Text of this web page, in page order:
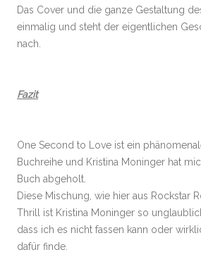
Das Cover und die ganze Gestaltung
einmalig und steht der eigentlichen
nach.
Fazit
One Second to Love ist ein
Buchreihe und Kristina Moninger hat
Buch abgeholt.
Diese Mischung, wie hier aus Rockstar
Thrill ist Kristina Moninger so
dass ich es nicht fassen kann oder
dafür finde.